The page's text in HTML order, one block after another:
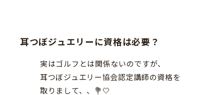
耳つぼジュエリーに資格は必要？
実はゴルフとは関係ないのですが、
耳つぼジュエリー協会認定講師の資格を
取りまして、、💐🤍